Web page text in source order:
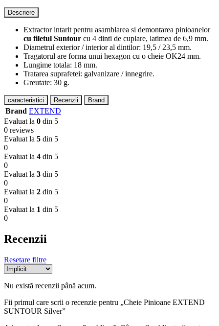
Descriere
Extractor intarit pentru asamblarea si demontarea pinioanelor
cu filetul Suntour cu 4 dinti de cuplare, latimea de 6,9 mm.
Diametrul exterior / interior al dintilor: 19,5 / 23,5 mm.
Tragatorul are forma unui hexagon cu o cheie OK24 mm.
Lungime totala: 18 mm.
Tratarea suprafetei: galvanizare / innegrire.
Greutate: 30 g.
caracteristici Recenzii Brand
Brand EXTEND
Evaluat la 0 din 5
0 reviews
Evaluat la 5 din 5
0
Evaluat la 4 din 5
0
Evaluat la 3 din 5
0
Evaluat la 2 din 5
0
Evaluat la 1 din 5
0
Recenzii
Resetare filtre
Nu există recenzii până acum.
Fii primul care scrii o recenzie pentru „Cheie Pinioane EXTEND
SUNTOUR Silver”